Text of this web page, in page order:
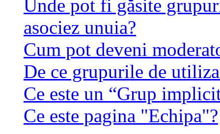
Unde pot fi găsite
asociez unuia?
Cum pot deveni
De ce grupurile de
Ce este un “Grup
Ce este pagina "Echipa"?